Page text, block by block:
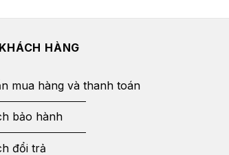
HÀNG
mua hàng và thanh toán
bảo hành
đổi trả